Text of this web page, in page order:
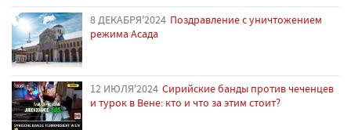
8 ДЕКАБРЯ'2024 Поздравление с уничтожением
режима Асада
12 ИЮЛЯ'2024 Сирийские банды против чеченцев
и турок в Вене: кто и что за этим стоит?